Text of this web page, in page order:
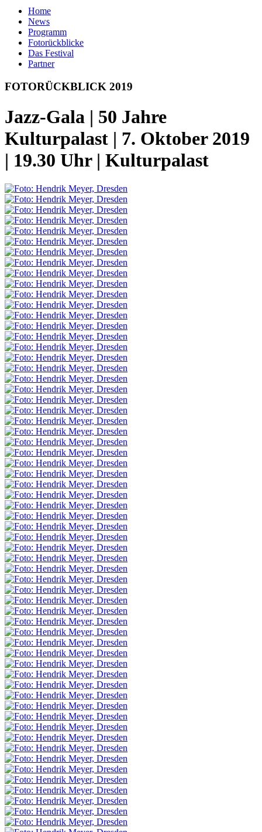
Home
News
Programm
Fotorückblicke
Das Festival
Partner
FOTO­RÜCKBLICK 2019
Jazz-Gala | 50 Jahre
Kulturpalast | 7. Oktober 2019
| 19.30 Uhr | Kulturpalast